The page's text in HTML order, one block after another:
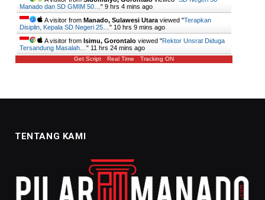
Manado dan SD GMIM 50… " 9 hrs 4 mins ago
A visitor from Manado, Sulawesi Utara viewed "Terapkan
Disiplin, Kepala SD Negeri 25… " 10 hrs 9 mins ago
A visitor from Isimu, Gorontalo viewed "Rektor Unsrat Diduga
Tersandung Masalah… " 11 hrs 24 mins ago
Get Script Real Time Tracking ON
TENTANG KAMI